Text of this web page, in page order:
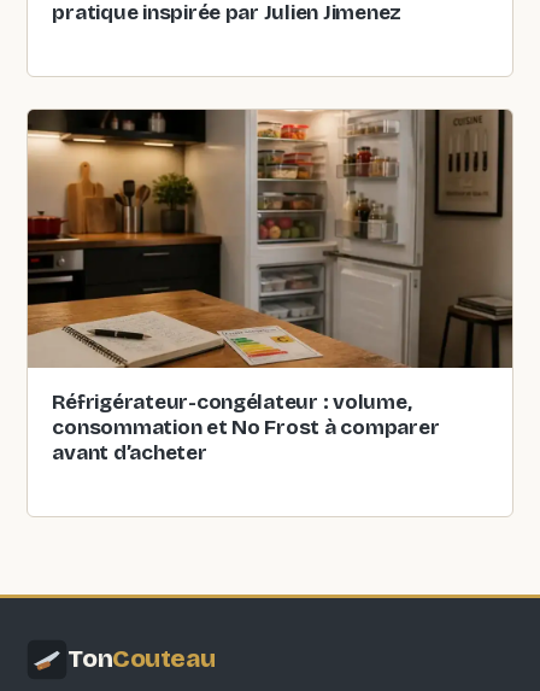
pratique inspirée par Julien Jimenez
Réfrigérateur-congélateur : volume,
consommation et No Frost à comparer
avant d’acheter
TonCouteau